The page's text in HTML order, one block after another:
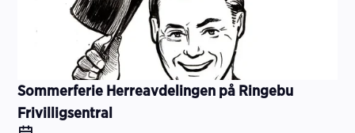
k
a
s
j
Sommerferie Herreavdelingen på Ringebu
Frivilligsentral